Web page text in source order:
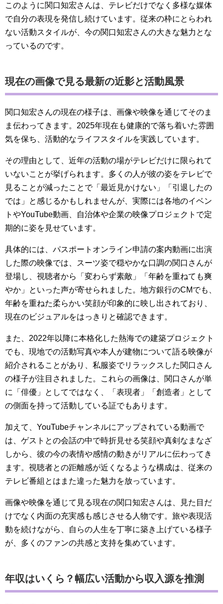
このように関口知宏さんは、テレビだけでなく多様な媒体
で自分の表現を発信し続けています。従来の枠にとらわれ
ない活動スタイルが、今の関口知宏さんの大きな魅力とな
っているのです。
現在の画像で見る最新の近影と活動風景
関口知宏さんの現在の様子は、画像や映像を通じてそのま
ま伝わってきます。2025年現在も健康的で落ち着いた雰囲
気を保ち、活動的なライフスタイルを実践しています。
その理由として、近年の活動の場がテレビだけに限られて
いないことが挙げられます。多くの人が彼の姿をテレビで
見ることが減ったことで「最近見かけない」「引退したの
では」と感じるかもしれませんが、実際には各地のイベン
トやYouTube動画、自治体や企業の映像プロジェクトで定
期的に姿を見せています。
具体的には、パスポートオンライン申請の案内動画に出演
した際の映像では、スーツ姿で穏やかな口調の関口さんが
登場し、視聴者から「変わらず素敵」「年齢を重ねても爽
やか」といった声が寄せられました。地方銀行のCMでも、
年齢を重ねた柔らかい笑顔が印象的に映し出されており、
現在のビジュアルをはっきりと確認できます。
また、2022年以降に本格化した熱海での建築プロジェクト
でも、現地での活動写真や本人が建物について語る映像が
紹介されることがあり、私服姿でリラックスした関口さん
の様子が注目されました。これらの画像は、関口さんが単
に「俳優」としてではなく、「表現者」「創造者」として
の側面を持って活動している証でもあります。
加えて、YouTubeチャンネルにアップされている動画で
は、ゲストとの会話の中で時折見せる笑顔や真剣なまなざ
しから、彼の今の表情や感情の動きがリアルに伝わってき
ます。視聴者との距離感が近くなるような構成は、従来の
テレビ番組とはまた違った魅力を放っています。
画像や映像を通じて見る現在の関口知宏さんは、見た目だ
けでなく内面の充実感も感じさせる人物です。旅や表現活
動を続けながら、自らの人生を丁寧に築き上げている様子
が、多くのファンの共感と支持を集めています。
年収はいくら？幅広い活動から収入源を推測